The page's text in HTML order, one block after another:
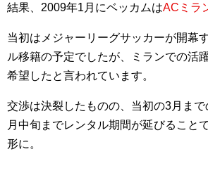
結果、2009年1月にベッカムはACミラ
当初はメジャーリーグサッカーが開幕
ル移籍の予定でしたが、ミランでの活
希望したと言われています。
交渉は決裂したものの、当初の3月ま
月中旬までレンタル期間が延びること
形に。